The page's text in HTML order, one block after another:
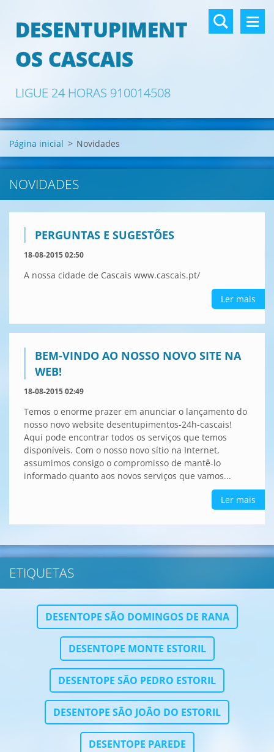
DESENTUPIMENT
OS CASCAIS
LIGUE 24 HORAS 910014508
Página inicial > Novidades
NOVIDADES
PERGUNTAS E SUGESTÕES
18-08-2015 02:50
A nossa cidade de Cascais www.cascais.pt/
Ler mais
BEM-VINDO AO NOSSO NOVO SITE NA
WEB!
18-08-2015 02:49
Temos o enorme prazer em anunciar o lançamento do
nosso novo website desentupimentos-24h-cascais!
Aqui pode encontrar todos os serviços que temos
disponíveis. Com o nosso novo sítio na Internet,
assumimos consigo o compromisso de mantê-lo
informado quanto aos novos serviços que vamos...
Ler mais
ETIQUETAS
DESENTOPE SÃO DOMINGOS DE RANA
DESENTOPE MONTE ESTORIL
DESENTOPE SÃO PEDRO ESTORIL
DESENTOPE SÃO JOÃO DO ESTORIL
DESENTOPE PAREDE